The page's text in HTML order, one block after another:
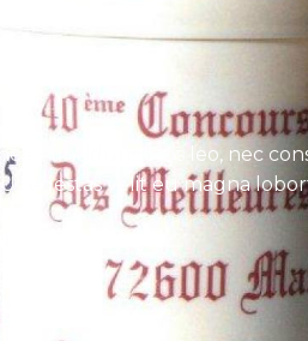
tincidunt eros leo, nec
Ut egestas velit eu magna